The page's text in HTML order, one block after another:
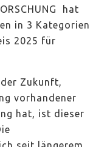
hat
in 3 Kategorien
2025 für
Zukunft,
vorhandener
hat, ist dieser